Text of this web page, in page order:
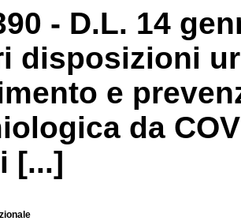
- D.L. 14
disposizioni
e
da
[...]